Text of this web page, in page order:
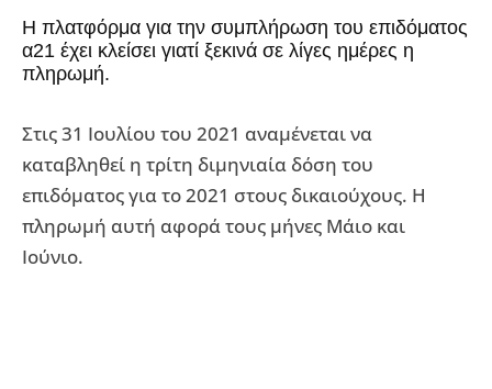
Η πλατφόρμα για την συμπλήρωση του επιδόματος
α21 έχει κλείσει γιατί ξεκινά σε λίγες ημέρες η
πληρωμή.
Στις 31 Ιουλίου του 2021 αναμένεται να
καταβληθεί η τρίτη διμηνιαία δόση του
επιδόματος για το 2021 στους δικαιούχους. Η
πληρωμή αυτή αφορά τους μήνες Μάιο και
Ιούνιο.